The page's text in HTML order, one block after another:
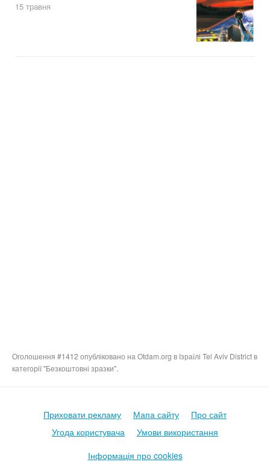
15 травня
Оголошення #1412 опубліковано на Otdam.org в Ізраїлі Tel Aviv District в
категорії "Безкоштовні зразки".
Приховати рекламу Мапа сайту
Про сайт
Угода користувача
Умови використання
Інформація про cookies